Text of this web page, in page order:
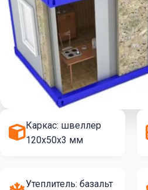
Каркас: швеллер
120х50х3 мм
Утеплитель: базальт